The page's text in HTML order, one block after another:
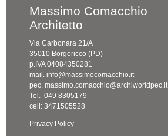
Massimo Comacchio
Architetto
Via Carbonara 21/A
35010 Borgoricco (PD)
p.IVA 04084350281
mail. info@massimocomacchio.it
pec. massimo.comacchio@archiworldpec.it
Tel. 049 8305179
cell: 3471505528
Privacy Policy